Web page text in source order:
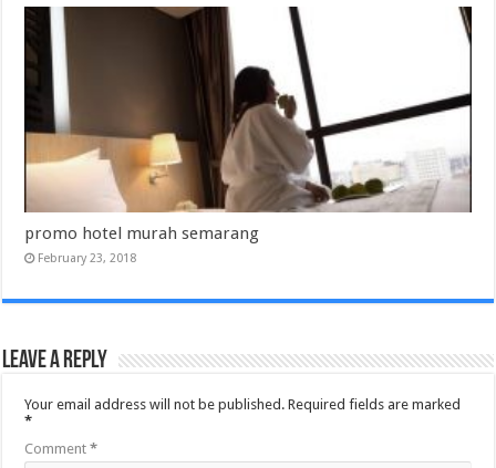
promo hotel murah semarang
February 23, 2018
Leave a Reply
Your email address will not be published. Required fields are marked
*
Comment*